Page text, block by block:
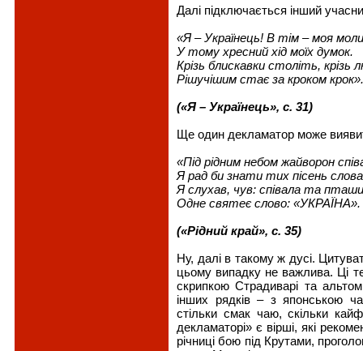
Далі підключається інший
«Я – Українець! В тім – моя
У тому хресний хід моїх думок.
Крізь блискавки століть, крізь
Рішучішим стає за кроком крок».
(«Я – Українець», с. 31)
Ще один декламатор може
«Під рідним небом жайворон
Я рад би знати тих пісень
Я слухав, чув: співала та
Одне святеє слово: «УКРАЇНА».
(«Рідний край», с. 35)
Ну, далі в такому ж дусі.
цьому випадку не важлива. Ці
скрипкою Страдиварі та
інших рядків – з японською
стільки смак чаю, скільки
декламаторі» є вірші, які
річниці бою під Крутами,